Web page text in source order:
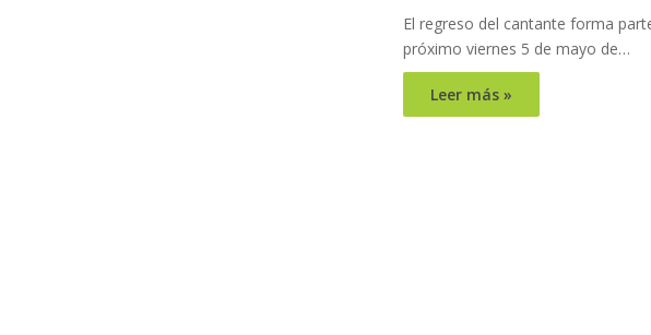
El regreso del cantante forma
próximo viernes 5 de mayo de…
Leer más »